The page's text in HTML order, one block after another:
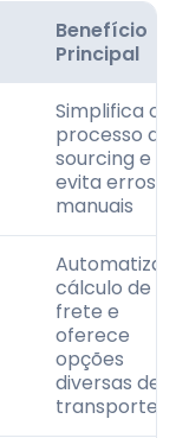
Benefício
Principal
Simplifica o
processo de
sourcing e
evita erros
manuais
Automatiza
cálculo de
frete e
oferece
opções
diversas de
transporte